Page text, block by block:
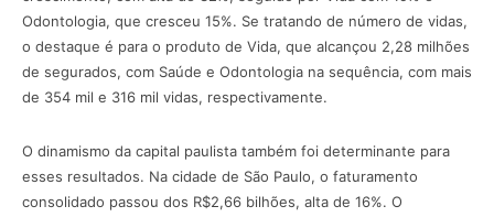
Odontologia, que cresceu 15%. Se tratando de número de vidas,
o destaque é para o produto de Vida, que alcançou 2,28 milhões
de segurados, com Saúde e Odontologia na sequência, com mais
de 354 mil e 316 mil vidas, respectivamente.
O dinamismo da capital paulista também foi determinante para
esses resultados. Na cidade de São Paulo, o faturamento
consolidado passou dos R$2,66 bilhões, alta de 16%. O